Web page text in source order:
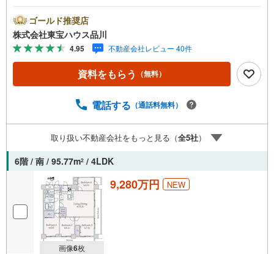
hoo！ 不動産キャンペーン対象店舗】当店で物件を成約す
るとPayPayボーナスライトがもらえる「Yahoo！ 不動産
物件ご成約キャンペーン」の対象になります。「資料をも
らう」「見学予約をする」ボタンからお問い合わせくださ
い。※必ずYahoo！ JAPAN IDでログインしてください。※P
ayPayボーナスライトは出金と譲渡はできません。ご案
問い合わせも常時受け付けております！お気軽にお問い合
ゴールド推奨店
株式会社東宝ハウス品川
4.95 不動産会社レビュー 40件
資料をもらう （無料）
電話する （通話料無料）
取り扱い不動産会社をもっと見る（全5社）
6階 / 南 / 95.77m2 / 4LDK
画像6枚
9,280万円 NEW